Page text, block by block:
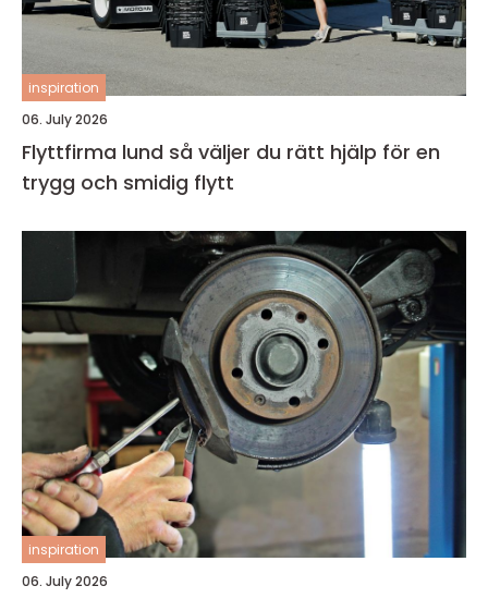
inspiration
06. July 2026
Flyttfirma lund så väljer du rätt hjälp för en
trygg och smidig flytt
inspiration
06. July 2026